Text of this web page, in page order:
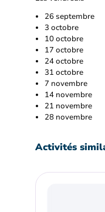
26 septembre
3 octobre
10 octobre
17 octobre
24 octobre
31 octobre
7 novembre
14 novembre
21 novembre
28 novembre
Activités